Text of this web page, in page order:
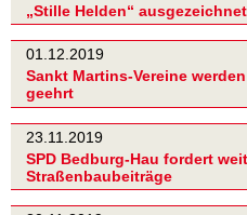
„Stille Helden“ ausgezeichnet
01.12.2019
Sankt Martins-Vereine
geehrt
23.11.2019
SPD Bedburg-Hau fordert
Straßenbaubeiträge